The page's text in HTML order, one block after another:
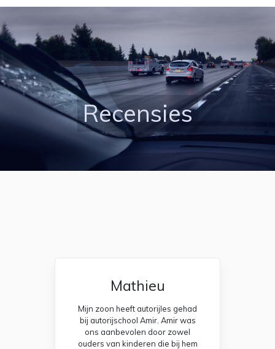
Recensies
Mathieu
Mijn zoon heeft autorijles gehad
bij autorijschool Amir. Amir was
ons aanbevolen door zowel
ouders van kinderen die bij hem